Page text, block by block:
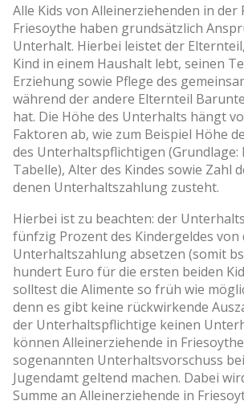
Alle Kids von Alleinerziehenden in der
Friesoythe haben grundsätzlich
Unterhalt. Hierbei leistet der
Kind in einem Haushalt lebt, seinen
Erziehung sowie Pflege des
während der andere Elternteil
hat. Die Höhe des Unterhalts hängt
Faktoren ab, wie zum Beispiel Höhe
des Unterhaltspflichtigen
Tabelle), Alter des Kindes sowie Zahl
denen Unterhaltszahlung zusteht.
Hierbei ist zu beachten: der
fünfzig Prozent des Kindergeldes von
Unterhaltszahlung absetzen (somit
hundert Euro für die ersten beiden
solltest die Alimente so früh wie
denn es gibt keine rückwirkende
der Unterhaltspflichtige keinen
können Alleinerziehende in
sogenannten Unterhaltsvorschuss
Jugendamt geltend machen. Dabei
Summe an Alleinerziehende in